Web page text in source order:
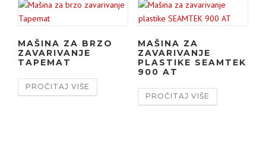
MAŠINA ZA BRZO
ZAVARIVANJE
TAPEMAT
PROČITAJ VIŠE
MAŠINA ZA
ZAVARIVANJE
PLASTIKE SEAMTEK
900 AT
PROČITAJ VIŠE